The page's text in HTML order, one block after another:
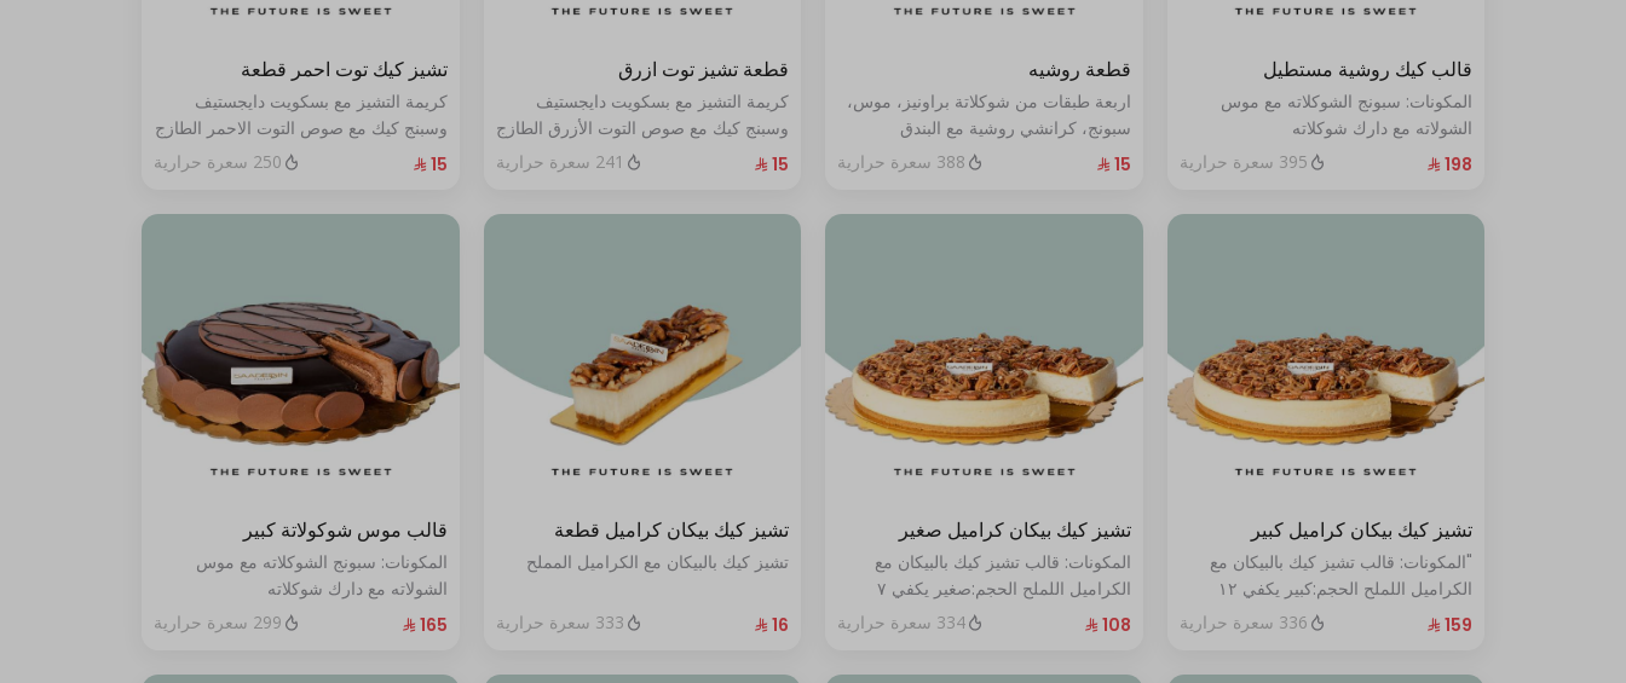
قالب كيك روشية مستطيل
المكونات: سبونج الشوكلاته مع موس
الشولاته مع دارك شوكلاته
الحجم:صغير:يكفي ١٤ أشخاص"
395 سعرة حرارية
قطعة روشيه
اربعة طبقات من شوكلاتة براونيز، موس،
سبونج، كرانشي روشية مع البندق
388 سعرة حرارية
قطعة تشيز توت ازرق
كريمة التشيز مع بسكويت دايجستيف
وسبنج كيك مع صوص التوت الأزرق الطازج
241 سعرة حرارية
تشيز كيك توت احمر قطعة
كريمة التشيز مع بسكويت دايجستيف
وسبنج كيك مع صوص التوت الاحمر الطازج
250 سعرة حرارية
تشيز كيك بيكان كراميل كبير
"المكونات: قالب تشيز كيك بالبيكان مع
الكراميل اللملح الحجم:كبير يكفي ١٢
أشخاص"
336 سعرة حرارية
تشيز كيك بيكان كراميل صغير
المكونات: قالب تشيز كيك بالبيكان مع
الكراميل اللملح الحجم:صغير يكفي ٧
أشخاص
334 سعرة حرارية
تشيز كيك بيكان كراميل قطعة
تشيز كيك بالبيكان مع الكراميل المملح
333 سعرة حرارية
قالب موس شوكولاتة كبير
المكونات: سبونج الشوكلاته مع موس
الشولاته مع دارك شوكلاته
الحجم:كبير يكفي ١٢ أشخاص"
299 سعرة حرارية